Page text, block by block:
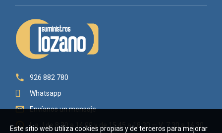

926 882 780
Whatsapp
 Envíanos un mensaje
 L a J de 8:30 a 14:00 y de 15:45 a 18:30 — V: 7:30 a 14:30
Este sitio web utiliza cookies propias y de terceros para mejorar